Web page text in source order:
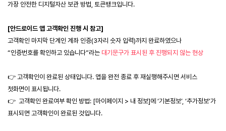
가장 안전한 디지털자산 보관 방법, 토큰뱅크입니다.
“인증번호를 확인하고 있습니다”라는 대기문구가 표시된 후 진행되지 않는 현상
👉 고객확인이 완료된 상태입니다. 앱을 완전 종료 후 재실행해주시면 서비스
첫화면이 표시됩니다.
👉  고객확인 완료여부 확인 방법: [마이페이지 > 내 정보]에 ‘기본정보’, ‘추가정보’가
표시되면 고객확인이 완료된 것입니다.